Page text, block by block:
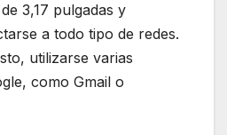
3,17 pulgadas y
a todo tipo de redes.
utilizarse varias
como Gmail o